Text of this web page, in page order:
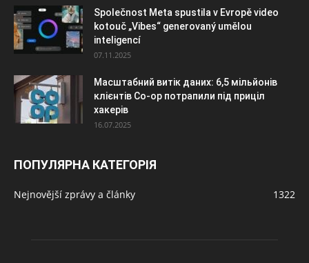
Společnost Meta spustila v Evropě video
kotouč „Vibes“ generovaný umělou
inteligencí
07.11.2025
Масштабний витік даних: 6,5 мільйонів
клієнтів Co-op потрапили під приціл
хакерів
16.07.2025
ПОПУЛЯРНА КАТЕГОРІЯ
Nejnovější zprávy a články 1322